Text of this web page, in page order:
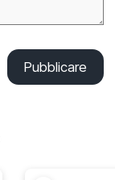
Pubblicare